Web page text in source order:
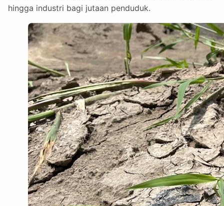
hingga industri bagi jutaan penduduk.